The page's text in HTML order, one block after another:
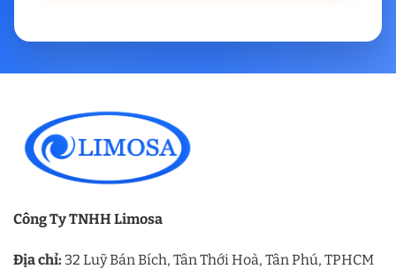
Công Ty TNHH Limosa
Địa chỉ: 32 Luỹ Bán Bích, Tân Thới Hoà, Tân Phú, TPHCM